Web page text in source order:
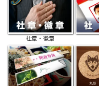
社章・徽章